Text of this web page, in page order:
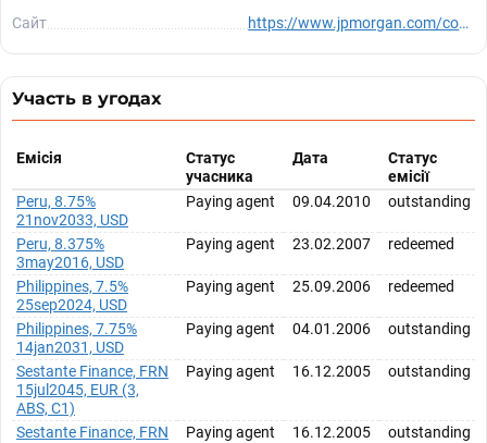
Сайт
https://www.jpmorgan.com/country/LU/EN/about
Участь в угодах
Емісія
Статус
учасника
Дата
Статус
емісії
Peru, 8.75%
21nov2033, USD
Paying agent 09.04.2010 outstanding
Peru, 8.375%
3may2016, USD
Paying agent 23.02.2007 redeemed
Philippines, 7.5%
25sep2024, USD
Paying agent 25.09.2006 redeemed
Philippines, 7.75%
14jan2031, USD
Paying agent 04.01.2006 outstanding
Sestante Finance, FRN
15jul2045, EUR (3,
ABS, C1)
Paying agent 16.12.2005 outstanding
Sestante Finance, FRN
Paying agent 16.12.2005 outstanding